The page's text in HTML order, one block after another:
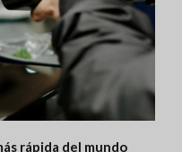
rápida del mundo